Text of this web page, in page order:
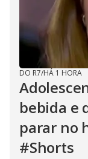
DO R7/HÁ 1 HORA
bebida e
parar no
#Shorts